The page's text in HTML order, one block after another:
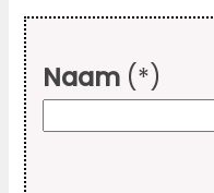
Naam (*)